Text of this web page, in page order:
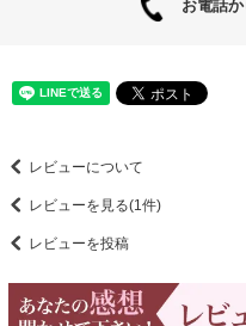
お電話か
レビューについて
レビューを見る(1件)
レビューを投稿